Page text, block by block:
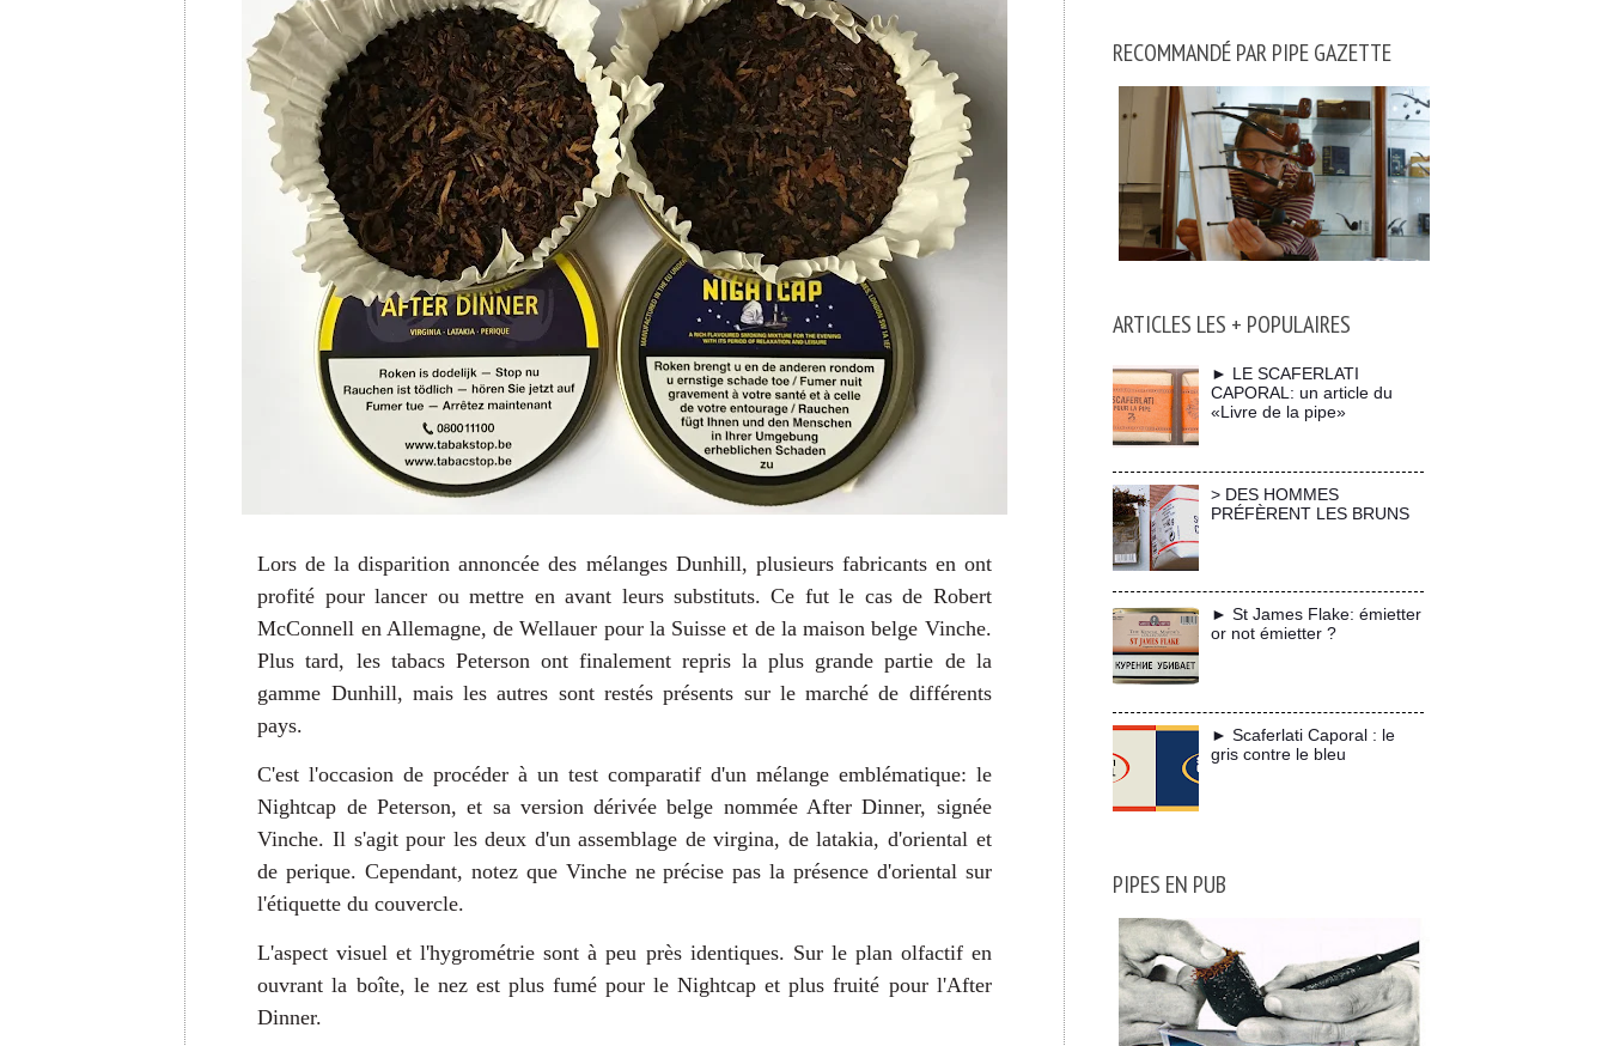
Lors de la disparition annoncée des mélanges Dunhill, plusieurs fabricants en ont
profité pour lancer ou mettre en avant leurs substituts. Ce fut le cas de Robert
McConnell en Allemagne, de Wellauer pour la Suisse et de la maison belge Vinche.
Plus tard, les tabacs Peterson ont finalement repris la plus grande partie de la
gamme Dunhill, mais les autres sont restés présents sur le marché de différents
pays.
C'est l'occasion de procéder à un test comparatif d'un mélange emblématique: le
Nightcap de Peterson, et sa version dérivée belge nommée After Dinner, signée
Vinche. Il s'agit pour les deux d'un assemblage de virgina, de latakia, d'oriental et
de perique. Cependant, notez que Vinche ne précise pas la présence d'oriental sur
l'étiquette du couvercle.
L'aspect visuel et l'hygrométrie sont à peu près identiques. Sur le plan olfactif en
ouvrant la boîte, le nez est plus fumé pour le Nightcap et plus fruité pour l'After
Dinner.
RECOMMANDÉ PAR PIPE GAZETTE
ARTICLES LES + POPULAIRES
► LE SCAFERLATI
CAPORAL: un article du
«Livre de la pipe»
> DES HOMMES
PRÉFÈRENT LES BRUNS
► St James Flake: émietter
or not émietter ?
► Scaferlati Caporal : le
gris contre le bleu
PIPES EN PUB